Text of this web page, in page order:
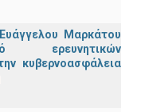
Μαρκάτου
ερευνητικών
κυβερνοασφάλεια